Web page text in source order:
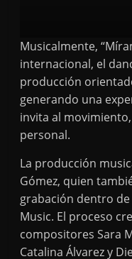
Musicalmente,
internacional, el
producción
generando una
invita al
personal.
La producción
Gómez, quien
grabación dentro
Music. El proceso
compositores Sara
Catalina Álvarez y